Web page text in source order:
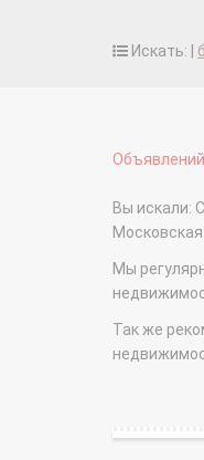
Искать: |
Объявлений
Вы искали:
Мы
Так же